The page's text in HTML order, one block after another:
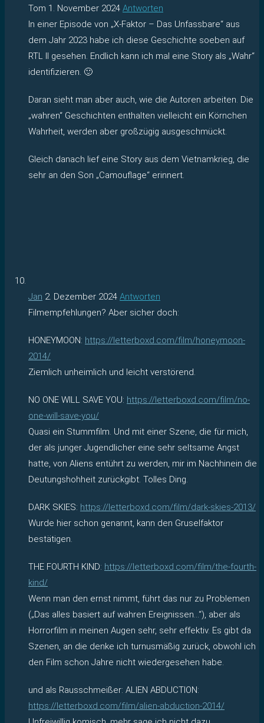
Tom 1. November 2024 Antworten
In einer Episode von „X-Faktor – Das Unfassbare“ aus
dem Jahr 2023 habe ich diese Geschichte soeben auf
RTL II gesehen. Endlich kann ich mal eine Story als „Wahr“
identifizieren. 🙂
Daran sieht man aber auch, wie die Autoren arbeiten. Die
„wahren“ Geschichten enthalten vielleicht ein Körnchen
Wahrheit, werden aber großzügig ausgeschmückt.
Gleich danach lief eine Story aus dem Vietnamkrieg, die
sehr an den Son „Camouflage“ erinnert.
Jan 2. Dezember 2024 Antworten
Filmempfehlungen? Aber sicher doch:
HONEYMOON: https://letterboxd.com/film/honeymoon-
2014/
Ziemlich unheimlich und leicht verstörend.
NO ONE WILL SAVE YOU: https://letterboxd.com/film/no-
one-will-save-you/
Quasi ein Stummfilm. Und mit einer Szene, die für mich,
der als junger Jugendlicher eine sehr seltsame Angst
hatte, von Aliens entührt zu werden, mir im Nachhinein die
Deutungshohheit zurückgibt. Tolles Ding.
DARK SKIES: https://letterboxd.com/film/dark-skies-2013/
Wurde hier schon genannt, kann den Gruselfaktor
bestätigen.
THE FOURTH KIND: https://letterboxd.com/film/the-fourth-
kind/
Wenn man den ernst nimmt, führt das nur zu Problemen
(„Das alles basiert auf wahren Ereignissen…“), aber als
Horrorfilm in meinen Augen sehr, sehr effektiv. Es gibt da
Szenen, an die denke ich turnusmäßig zurück, obwohl ich
den Film schon Jahre nicht wiedergesehen habe.
und als Rausschmeißer: ALIEN ABDUCTION:
https://letterboxd.com/film/alien-abduction-2014/